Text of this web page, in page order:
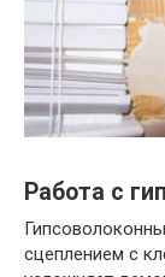
Работа с
сцеплением с